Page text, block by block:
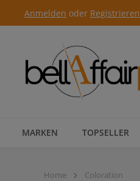
Hauptnavigation springen
Anmelden oder Registrieren
MARKEN TOPSELLER
Home Coloration